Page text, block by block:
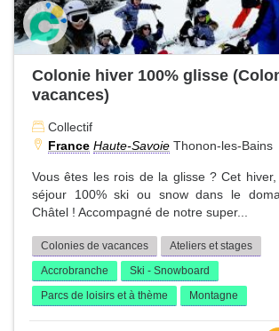
Colonie hiver 100% glisse
vacances)
Collectif
France Haute-Savoie Thonon-les-Bains
Vous êtes les rois de la glisse ? Cet
séjour 100% ski ou snow dans le
Châtel ! Accompagné de notre super...
Colonies de vacances
Ateliers et stages
Accrobranche
Ski - Snowboard
Parcs de loisirs et à thème
Montagne